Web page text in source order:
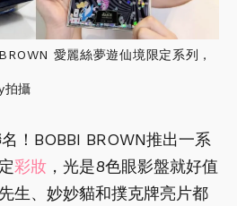
愛麗絲夢遊仙境限定系列，
拍攝
！BOBBI BROWN推出一系
彩妝 ，光是8色眼影盤就好值
生、妙妙貓和撲克牌亮片都